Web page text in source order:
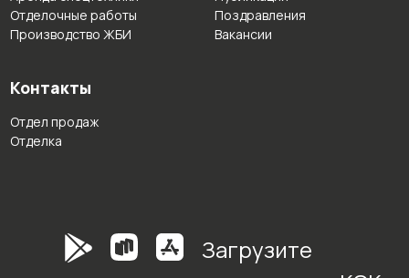
Отделочные работы
Производство ЖБИ
Поздравления
Вакансии
Контакты
Отдел продаж
Отделка
Загрузите